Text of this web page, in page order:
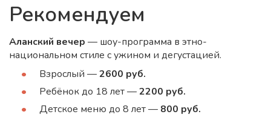
Рекомендуем
Аланский вечер — шоу-программа в этно-
национальном стиле с ужином и дегустацией.
Взрослый —2600 руб.
Ребёнок до 18 лет —2200 руб.
Детское меню до 8 лет — 800 руб.